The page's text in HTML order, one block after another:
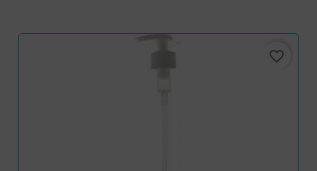
favorite_border